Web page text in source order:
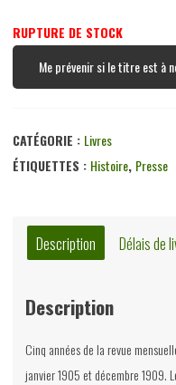
RUPTURE DE STOCK
Me prévenir si le titre est à
CATÉGORIE : Livres
ÉTIQUETTES : Histoire, Presse
Description Délais de
Description
Cinq années de la revue
janvier 1905 et décembre 1909.